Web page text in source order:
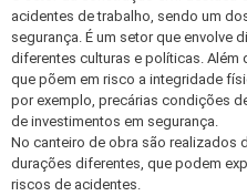
acidentes de trabalho, sendo um
segurança. É um setor que envolve
diferentes culturas e políticas. Além
que põem em risco a integridade
por exemplo, precárias condições
de investimentos em segurança.
No canteiro de obra são realizados
durações diferentes, que podem
riscos de acidentes.